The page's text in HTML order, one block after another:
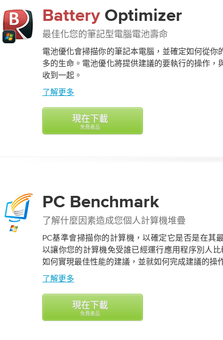
Battery Optimizer
最佳化您的筆記型電腦電池壽命
電池優化會掃描你的筆記本電腦，並確定如何從你
多的生命。電池優化將提供建議的要執行的操作，
收到一起。
了解更多
現在下載
免費產品
PC Benchmark
了解什麼因素造成您個人計算機堆疊
PC基準會掃描你的計算機，以確定它是否是在其
以讓你您的計算機免受誰已經運行應用程序別人
如何實現最佳性能的建議，並就如何完成建議的操
了解更多
現在下載
免費產品